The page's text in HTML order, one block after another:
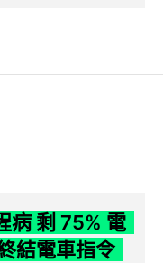
病 剩 75% 電
結電車指令